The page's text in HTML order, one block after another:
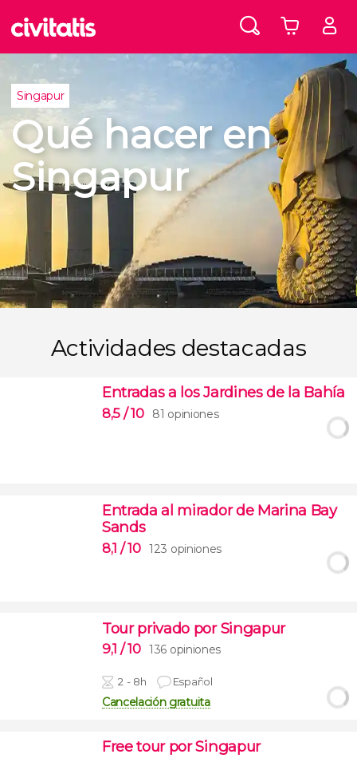
Singapur
Qué hacer en
Singapur
Actividades destacadas
Entradas a los Jardines de la Bahía
8,5 / 10 81 opiniones
Entrada al mirador de Marina Bay
Sands
8,1 / 10 123 opiniones
Tour privado por Singapur
9,1 / 10 136 opiniones
2 - 8h Español
Cancelación gratuita
Free tour por Singapur